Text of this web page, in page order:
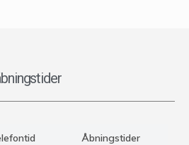
Åbningstider